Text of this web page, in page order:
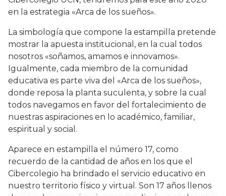
en la estrategia «Arca de los sueños».
La simbología que compone la estampilla pretende
mostrar la apuesta institucional, en la cual todos
nosotros «soñamos, amamos e innovamos».
Igualmente, cada miembro de la comunidad
educativa es parte viva del «Arca de los sueños»,
donde reposa la planta suculenta, y sobre la cual
todos navegamos en favor del fortalecimiento de
nuestras aspiraciones en lo académico, familiar,
espiritual y social.
Aparece en estampilla el número 17, como
recuerdo de la cantidad de años en los que el
Cibercolegio ha brindado el servicio educativo en
nuestro territorio físico y virtual. Son 17 años llenos